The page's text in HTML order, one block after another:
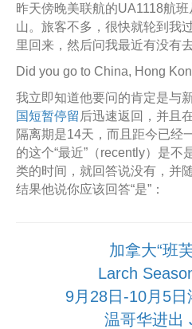
昨天傍晚美联航的UA1118航
山。旅客不多，很快就轮到我
里回来，然后问我最近有没有
Did you go to China, Hong
我立即知道他要问的肯定是与
国短暂停留 后迅速返回，并且
隔离期是14天，而且距今已经
的这个“最近”（recently）是不
类的时间，就回答说没有，并
结果他说你应该回答“是”：
加拿大“班
Larch
9月28日-10月5
温哥华进出